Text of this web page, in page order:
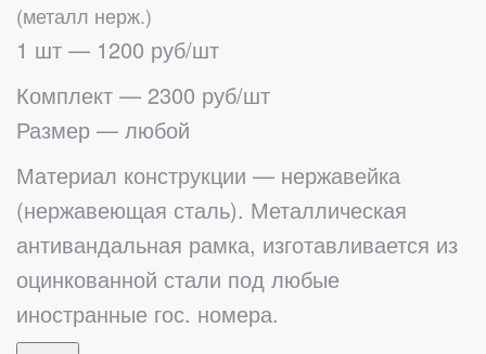
(металл нерж.)
1 шт — 1200 руб/шт
Комплект — 2300 руб/шт
Размер — любой
Материал конструкции — нержавейка
(нержавеющая сталь). Металлическая
антивандальная рамка, изготавливается из
оцинкованной стали под любые
иностранные гос. номера.